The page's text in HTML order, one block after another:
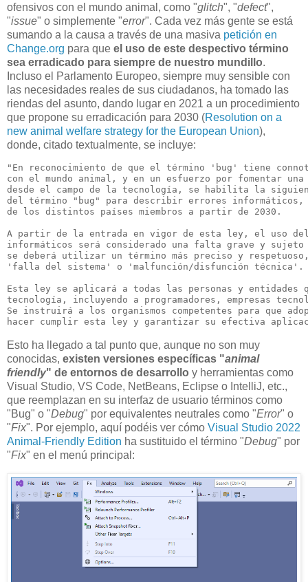
ofensivos con el mundo animal, como "glitch", "defect",
"issue" o simplemente "error". Cada vez más gente se está
sumando a la causa a través de una masiva petición en
Change.org para que el uso de este despectivo término
sea erradicado para siempre de nuestro mundillo.
Incluso el Parlamento Europeo, siempre muy sensible con
las necesidades reales de sus ciudadanos, ha tomado las
riendas del asunto, dando lugar en 2021 a un procedimiento
que propone su erradicación para 2030 (Resolution on a
new animal welfare strategy for the European Union),
donde, citado textualmente, se incluye:
"En reconocimiento de que el término 'bug' tiene
con el mundo animal, y en un esfuerzo por fomentar
desde el campo de la tecnología, se habilita la
del término "bug" para describir errores
de los distintos países miembros a partir de 2030.
A partir de la entrada en vigor de esta ley, el uso
informáticos será considerado una falta grave y
se deberá utilizar un término más preciso y
'falla del sistema' o 'malfunción/disfunción técnica'.
Esta ley se aplicará a todas las personas y entidades
tecnología, incluyendo a programadores, empresas
Se instruirá a los organismos competentes para que
Esto ha llegado a tal punto que, aunque no son muy
conocidas, existen versiones específicas "animal
friendly" de entornos de desarrollo y herramientas como
Visual Studio, VS Code, NetBeans, Eclipse o IntelliJ, etc.,
que reemplazan en su interfaz de usuario términos como
"Bug" o "Debug" por equivalentes neutrales como "Error" o
"Fix". Por ejemplo, aquí podéis ver cómo Visual Studio 2022
Animal-Friendly Edition ha sustituido el término "Debug" por
"Fix" en el menú principal: